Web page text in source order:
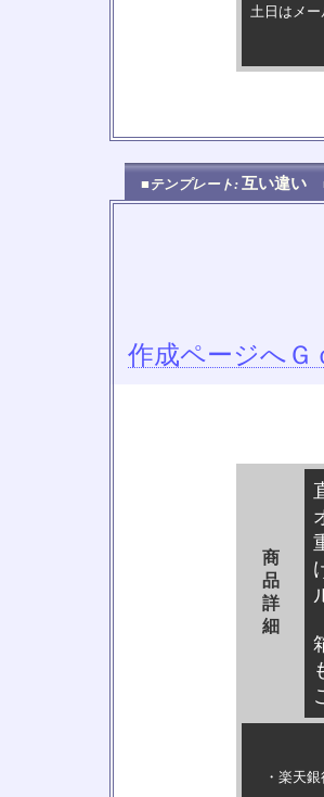
土日はメ
■テンプレート: 互い違い
作成ページへＧ
商
品
詳
細
・楽天銀